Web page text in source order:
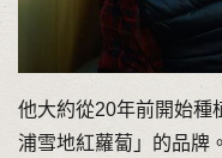
他大約從20年前開始種
浦雪地紅蘿蔔」的品牌。